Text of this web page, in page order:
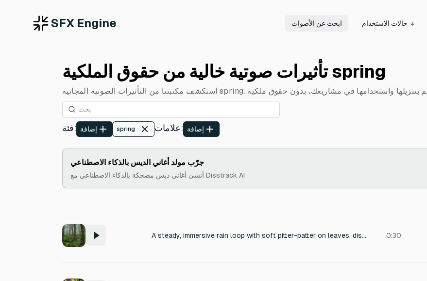
SFX Engine ابحث عن الأصوات حالات الاستخدام
تأثيرات صوتية خالية من حقوق الملكية spring
فئة: إضافة spring علامات: إضافة
جرّب مولد أغاني الديس بالذكاء الاصطناعي
أنشئ أغاني ديس مضحكة بالذكاء الاصطناعي مع Disstrack AI
A steady, immersive rain loop with soft pitter-patter on leaves, distant low rumbles of thunder, and a gentle breeze, recorded in a dense forest clearing during a light spring shower, offering a calming, natural ambience perfect for meditation or sleep. 0:30